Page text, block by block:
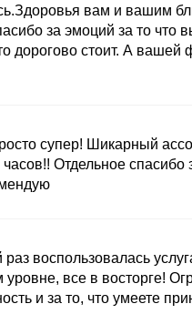
вам и вашим
за эмоций за то что
дорогово стоит. А
супер! Шикарный
часов!! Отдельное
воспользовалась
все в восторге!
и за то, что умеете